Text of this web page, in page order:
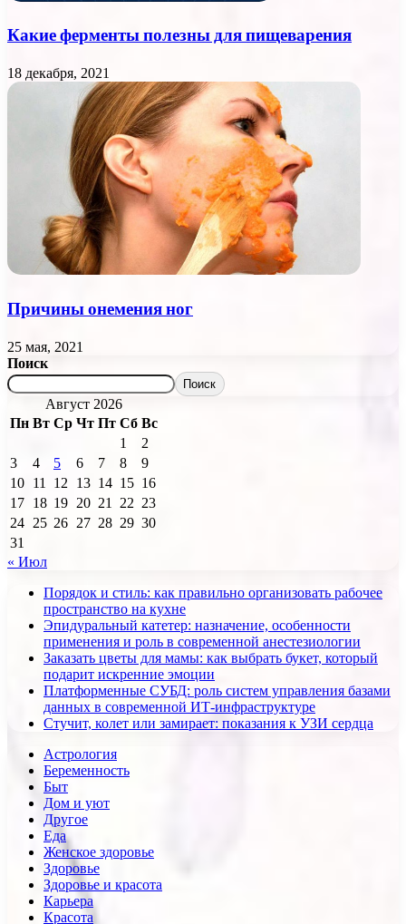
Какие ферменты полезны для пищеварения
18 декабря, 2021
Причины онемения ног
25 мая, 2021
Поиск
Поиск
Август 2026
Пн Вт Ср Чт Пт Сб Вс
1
2
3
4 5 6 7 8
9
10 11 12 13 14 15 16
17 18 19 20 21 22 23
24 25 26 27 28 29 30
31
« Июл
Порядок и стиль: как правильно организовать рабочее
пространство на кухне
Эпидуральный катетер: назначение, особенности
применения и роль в современной анестезиологии
Заказать цветы для мамы: как выбрать букет, который
подарит искренние эмоции
Платформенные СУБД: роль систем управления базами
данных в современной ИТ-инфраструктуре
Стучит, колет или замирает: показания к УЗИ сердца
Астрология
Беременность
Быт
Дом и уют
Другое
Еда
Женское здоровье
Здоровье
Здоровье и красота
Карьера
Красота